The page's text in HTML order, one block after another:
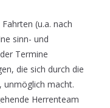
(u.a. nach
sinn- und
Termine
die sich durch die
unmöglich macht.
Herrenteam